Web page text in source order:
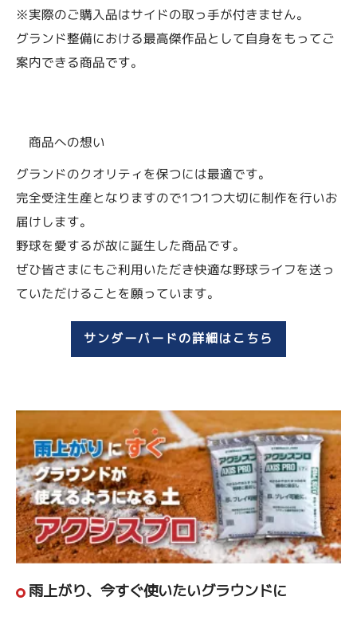
※実際のご購入品はサイドの取っ手が付きません。
グランド整備における最高傑作品として自身をもってご
案内できる商品です。
商品への想い
グランドのクオリティを保つには最適です。
完全受注生産となりますので1つ1つ大切に制作を行いお
届けします。
野球を愛するが故に誕生した商品です。
ぜひ皆さまにもご利用いただき快適な野球ライフを送っ
ていただけることを願っています。
サンダーバードの詳細はこちら
雨上がり、今すぐ使いたいグラウンドに